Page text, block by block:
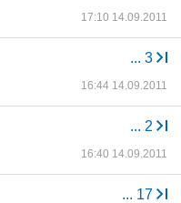
17:10 14.09.2011
... 3
16:44 14.09.2011
... 2
16:40 14.09.2011
... 17